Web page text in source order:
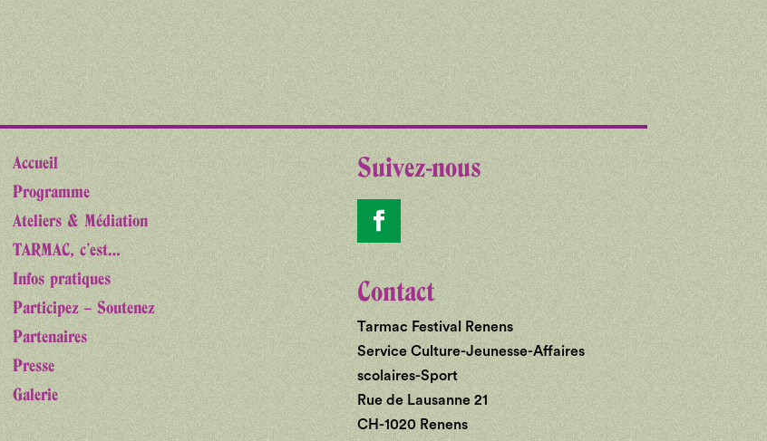
Accueil
Programme
Ateliers & Médiation
TARMAC, c’est…
Infos pratiques
Participez – Soutenez
Partenaires
Presse
Galerie
Suivez-nous
Contact
Tarmac Festival Renens
Service Culture-Jeunesse-Affaires
scolaires-Sport
Rue de Lausanne 21
CH-1020 Renens